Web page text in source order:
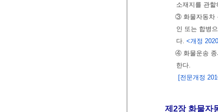
소재지를 관
③ 화물자동차
인 또는 합병
다. <개정
④ 화물운송 종
한다.
[전문개정
제2장 화물자